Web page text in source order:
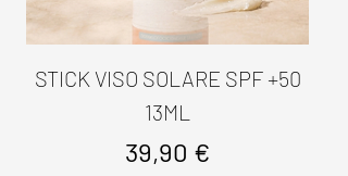
STICK VISO SOLARE SPF +50
13ML
Prezzo
39,90 €